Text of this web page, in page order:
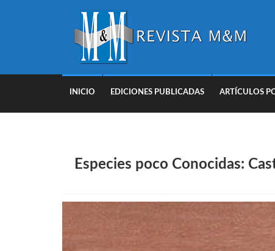
INICIO EDICIONES PUBLICADAS ARTÍCULOS
Especies poco Conocidas: